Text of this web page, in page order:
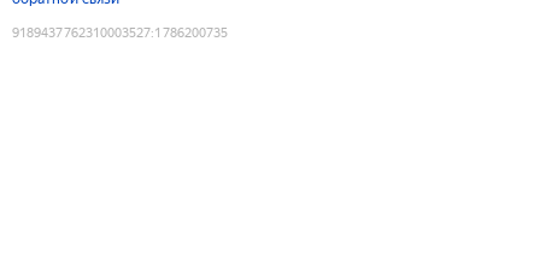
9189437762310003527:1786200735